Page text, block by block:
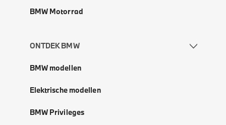
BMW Motorrad
ONTDEK BMW
BMW modellen
Elektrische modellen
BMW Privileges